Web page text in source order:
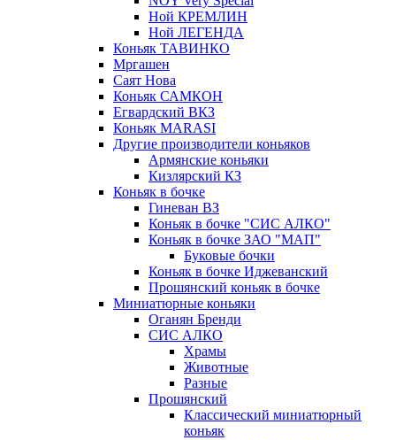
Ной КРЕМЛИН
Ной ЛЕГЕНДА
Коньяк ТАВИНКО
Мргашен
Саят Нова
Коньяк САМКОН
Егвардский ВКЗ
Коньяк MARASI
Другие производители коньяков
Армянские коньяки
Кизлярский КЗ
Коньяк в бочке
Гиневан ВЗ
Коньяк в бочке "СИС АЛКО"
Коньяк в бочке ЗАО "МАП"
Буковые бочки
Коньяк в бочке Иджеванский
Прошянский коньяк в бочке
Миниатюрные коньяки
Оганян Бренди
СИС АЛКО
Храмы
Животные
Разные
Прошянский
Классический миниатюрный
коньяк